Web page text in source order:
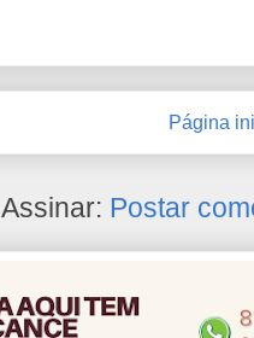
Página
Assinar: Postar